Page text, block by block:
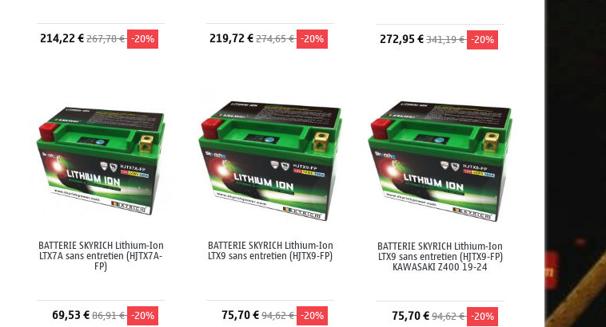
214,22 €267,78 € -20%
219,72 €274,65 € -20%
272,95 €341,19 € -20%
BATTERIE SKYRICH Lithium-Ion
LTX7A sans entretien (HJTX7A-
FP)
69,53 €86,91 € -20%
BATTERIE SKYRICH Lithium-Ion
LTX9 sans entretien (HJTX9-FP)
75,70 €94,62 € -20%
BATTERIE SKYRICH Lithium-Ion
LTX9 sans entretien (HJTX9-FP)
KAWASAKI Z400 19-24
75,70 €94,62 € -20%